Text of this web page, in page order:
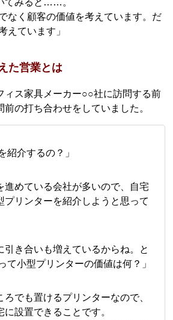
なく顧客の価値を考えています。だ
えています」
た営業とは
ィス家具メーカー○○社に訪問する前
の打ち合わせをしていました。
紹介するの？」
進めている会社が多いので、自宅
プリンターを紹介しようと思って
引き合いも増えているからね。と
て小型プリンターの価値は何？」
ろでも置けるプリンターなので、
設置できることです。